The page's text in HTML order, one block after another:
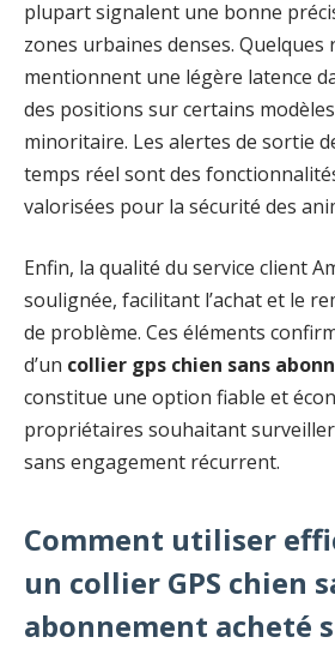
plupart signalent une bonne
zones urbaines denses. Quelques
mentionnent une légère latence
des positions sur certains
minoritaire. Les alertes de sortie
temps réel sont des
valorisées pour la sécurité des
Enfin, la qualité du service client
soulignée, facilitant l’achat et le
de problème. Ces éléments
d’un collier gps chien sans
constitue une option fiable et
propriétaires souhaitant
sans engagement récurrent.
Comment utiliser
un collier GPS chien
abonnement acheté